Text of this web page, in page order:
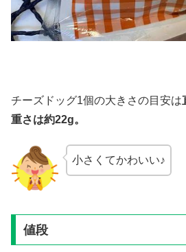
チーズドッグ1個の大きさの目安は
重さは約22g。
小さくてかわいい♪
値段